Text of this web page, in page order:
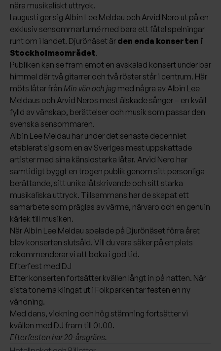
nära musikaliskt uttryck.
I augusti ger sig Albin Lee Meldau och Arvid Nero ut på en
exklusiv sensommarturné med bara ett fåtal spelningar
runt om i landet. Djurönäset är den enda konserten i
Stockholmsområdet.
Publiken kan se fram emot en avskalad konsert under bar
himmel där två gitarrer och två röster står i centrum. Här
möts låtar från Min vän och jag med några av Albin Lee
Meldaus och Arvid Neros mest älskade sånger – en kväll
fylld av vänskap, berättelser och musik som passar den
svenska sensommaren.
Albin Lee Meldau har under det senaste decenniet
etablerat sig som en av Sveriges mest uppskattade
artister med sina känslostarka låtar. Arvid Nero har
samtidigt byggt en trogen publik genom sitt personliga
berättande, sitt unika låtskrivande och sitt starka
musikaliska uttryck. Tillsammans har de skapat ett
samarbete som präglas av värme, närvaro och en genuin
kärlek till musiken.
När Albin Lee Meldau spelade på Djurönäset förra året
blev konserten slutsåld. Vill du vara säker på en plats
rekommenderar vi att boka i god tid.
Efterfest med DJ
Efter konserten fortsätter kvällen långt in på natten. När
sista tonerna klingat ut i Folkparken tar festen en ny
vändning.
Med dans, vickning och hög stämning fortsätter vi
kvällen med DJ fram till 01.00.
Efterfesten har 20-årsgräns.